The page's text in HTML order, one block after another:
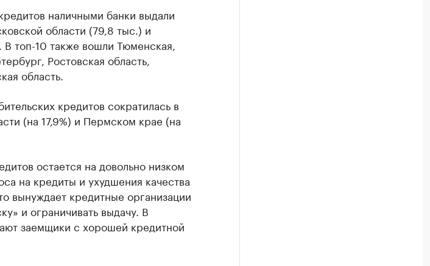
наличными банки выдали
области (79,8 тыс.) и
топ-10 также вошли Тюменская,
Ростовская область,
область.
кредитов сократилась в
(на 17,9%) и Пермском крае (на
остается на довольно низком
на кредиты и ухудшения качества
вынуждает кредитные организации
и ограничивать выдачу. В
заемщики с хорошей кредитной